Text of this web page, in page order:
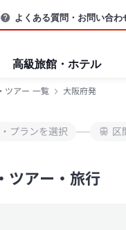
よくある質問・お問い合わ
高級旅館・ホテル
ツアー 一覧 大阪府発
プランを選択 区
ツアー・旅行